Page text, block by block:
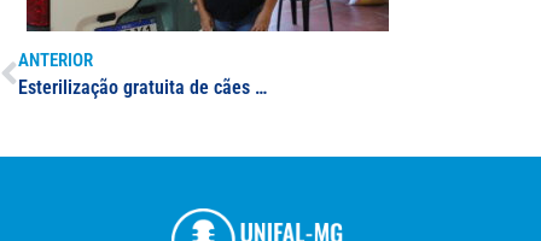
ANTERIOR
Esterilização gratuita de cães e gatos em Alfenas é sediada na UNIFAL-MG; ação é realizada por protetora independente e servidora da Universidade em conjunto com ONG’s de Minas Gerais